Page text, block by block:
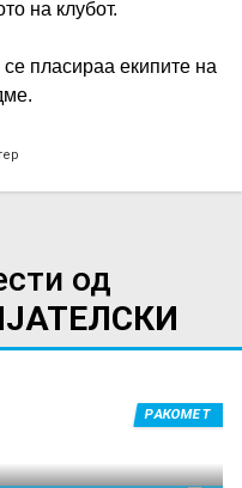
на клубот.
пласираа екипите на
од
РАКОМЕТ